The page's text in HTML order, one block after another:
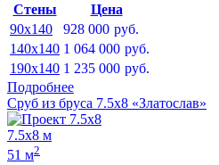
Стены
Цена
90x140
928 000 руб.
140x140 1 064 000 руб.
190x140 1 235 000 руб.
Подробнее
Сруб из бруса 7.5х8 «Златослав»
7.5х8 м
51 м2